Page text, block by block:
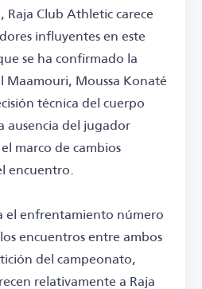
Raja Club Athletic carece
influyentes en este
se ha confirmado la
Maamouri, Moussa Konaté
técnica del cuerpo
ausencia del jugador
marco de cambios
encuentro.
el enfrentamiento número
encuentros entre ambos
del campeonato,
relativamente a Raja